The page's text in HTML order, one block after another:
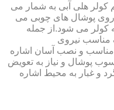
کولر هلی آبی به شمار می
روی پوشال های چوبی می
می شود.از جمله
مناسب نیروی
و نصب آسان اشاره
پوشال و نیاز به تعویض
و غبار به محیط اشاره